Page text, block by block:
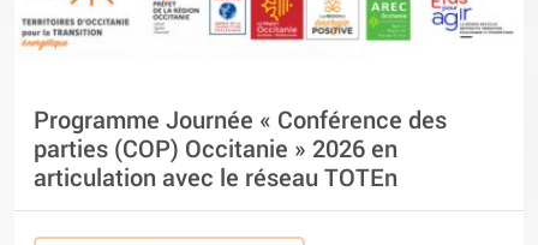
Programme Journée « Conférence des
parties (COP) Occitanie » 2026 en
articulation avec le réseau TOTEn